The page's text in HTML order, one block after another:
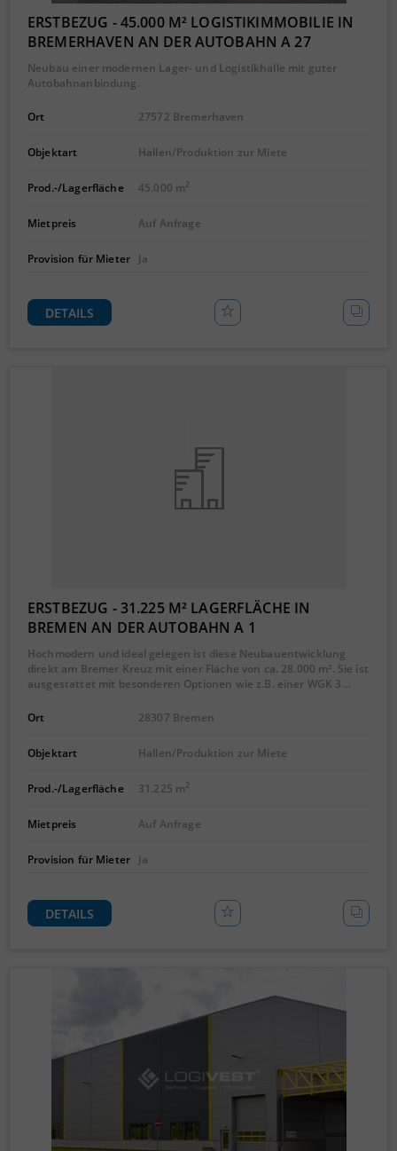
ERSTBEZUG - 45.000 M² LOGISTIKIMMOBILIE IN
BREMERHAVEN AN DER AUTOBAHN A 27
Neubau einer modernen Lager- und Logistikhalle mit guter
Autobahnanbindung.
Ort 27572 Bremerhaven
Objektart Hallen/Produktion zur Miete
Prod.-/Lagerfläche 45.000 m2
Mietpreis Auf Anfrage
Provision für Mieter Ja
DETAILS
ERSTBEZUG - 31.225 M² LAGERFLÄCHE IN
BREMEN AN DER AUTOBAHN A 1
Hochmodern und ideal gelegen ist diese Neubauentwicklung
direkt am Bremer Kreuz mit einer Fläche von ca. 28.000 m². Sie ist
ausgestattet mit besonderen Optionen wie z.B. einer WGK 3…
Ort 28307 Bremen
Objektart Hallen/Produktion zur Miete
Prod.-/Lagerfläche 31.225 m2
Mietpreis Auf Anfrage
Provision für Mieter Ja
DETAILS